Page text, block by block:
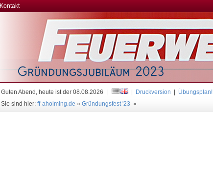
Kontakt
Guten Abend, heute ist der 08.08.2026 | Druckversion
Übungsplan!
Sie sind hier: ff-aholming.de » Gründungsfest '23 »